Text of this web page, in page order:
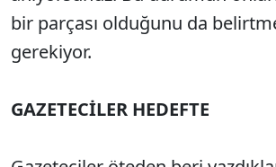
bir parçası olduğunu da
gerekiyor.
GAZETECİLER HEDEFTE